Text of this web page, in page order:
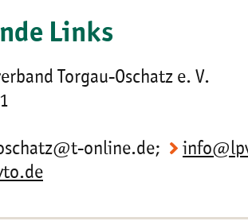
Links
Torgau-Oschatz e. V.
online.de;